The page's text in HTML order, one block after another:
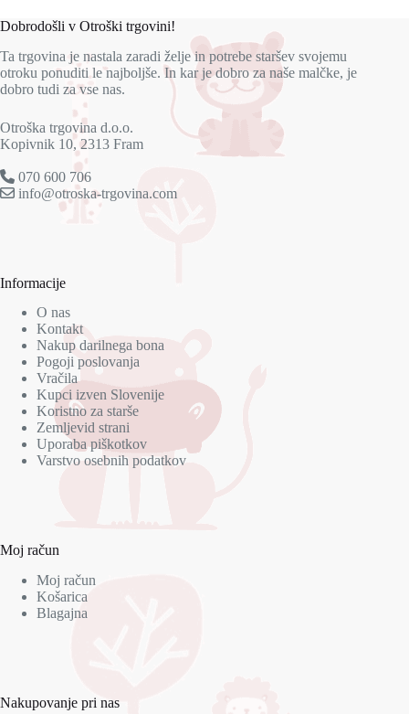
Dobrodošli v Otroški trgovini!
Ta trgovina je nastala zaradi želje in potrebe staršev svojemu
otroku ponuditi le najboljše. In kar je dobro za naše malčke, je
dobro tudi za vse nas.
Otroška trgovina d.o.o.
Kopivnik 10, 2313 Fram
070 600 706
info@otroska-trgovina.com
Informacije
O nas
Kontakt
Nakup darilnega bona
Pogoji poslovanja
Vračila
Kupci izven Slovenije
Koristno za starše
Zemljevid strani
Uporaba piškotkov
Varstvo osebnih podatkov
Moj račun
Moj račun
Košarica
Blagajna
Nakupovanje pri nas